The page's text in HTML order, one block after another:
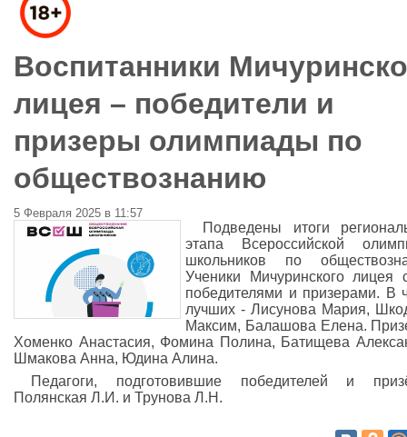
Воспитанники
лицея – победители и
призеры олимпиады по
обществознанию
5 Февраля 2025 в 11:57
Подведены итоги
этапа Всероссийской
школьников по
Ученики Мичуринского лицея
победителями и призерами. В
лучших - Лисунова Мария,
Максим, Балашова Елена.
Хоменко Анастасия, Фомина Полина, Батищева
Шмакова Анна, Юдина Алина.
Педагоги, подготовившие победителей и
Полянская Л.И. и Трунова Л.Н.